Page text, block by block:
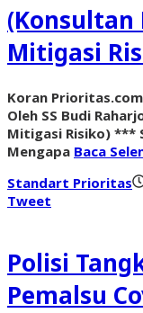
(Konsultan
Mitigasi
Koran
Oleh SS Budi
Mitigasi Risiko) ***
Mengapa Baca
Standart Prioritas
Tweet
Polisi
Pemalsu